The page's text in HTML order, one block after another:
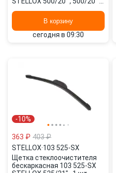
В корзину
сегодня в 09:30
-10%
363 ₽ 403 ₽
STELLOX·103 525-SX
Щетка стеклоочистителя
бескаркасная 103 525-SX